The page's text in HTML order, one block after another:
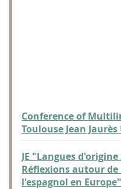
Conference of
Toulouse Jean
JE "Langues
Réflexions autour
l'espagnol en Europe"